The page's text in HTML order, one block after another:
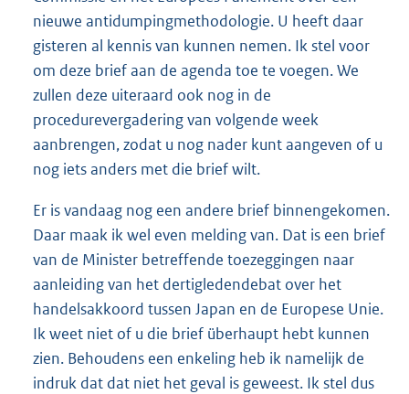
nieuwe antidumpingmethodologie. U heeft daar
gisteren al kennis van kunnen nemen. Ik stel voor
om deze brief aan de agenda toe te voegen. We
zullen deze uiteraard ook nog in de
procedurevergadering van volgende week
aanbrengen, zodat u nog nader kunt aangeven of u
nog iets anders met die brief wilt.
Er is vandaag nog een andere brief binnengekomen.
Daar maak ik wel even melding van. Dat is een brief
van de Minister betreffende toezeggingen naar
aanleiding van het dertigledendebat over het
handelsakkoord tussen Japan en de Europese Unie.
Ik weet niet of u die brief überhaupt hebt kunnen
zien. Behoudens een enkeling heb ik namelijk de
indruk dat dat niet het geval is geweest. Ik stel dus